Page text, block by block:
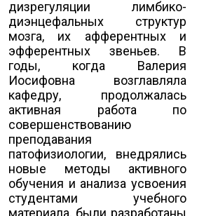
дизрегуляции лимбико-
диэнцефальных структур
мозга, их афферентных и
эфферентных звеньев. В
годы, когда Валерия
Иосифовна возглавляла
кафедру, продолжалась
активная работа по
совершенствованию
преподавания
патофизиологии, внедрялись
новые методы активного
обучения и анализа усвоения
студентами учебного
материала, были разработаны